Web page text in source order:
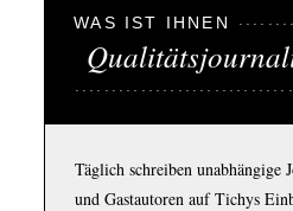
WAS IST IHNEN
Täglich schreiben unabhängige
und Gastautoren auf Tichys